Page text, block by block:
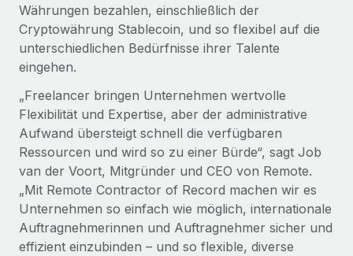
Währungen bezahlen, einschließlich der
Cryptowährung Stablecoin, und so flexibel auf die
unterschiedlichen Bedürfnisse ihrer Talente
eingehen.
„Freelancer bringen Unternehmen wertvolle
Flexibilität und Expertise, aber der administrative
Aufwand übersteigt schnell die verfügbaren
Ressourcen und wird so zu einer Bürde“, sagt Job
van der Voort, Mitgründer und CEO von Remote.
„Mit Remote Contractor of Record machen wir es
Unternehmen so einfach wie möglich, internationale
Auftragnehmerinnen und Auftragnehmer sicher und
effizient einzubinden – und so flexible, diverse